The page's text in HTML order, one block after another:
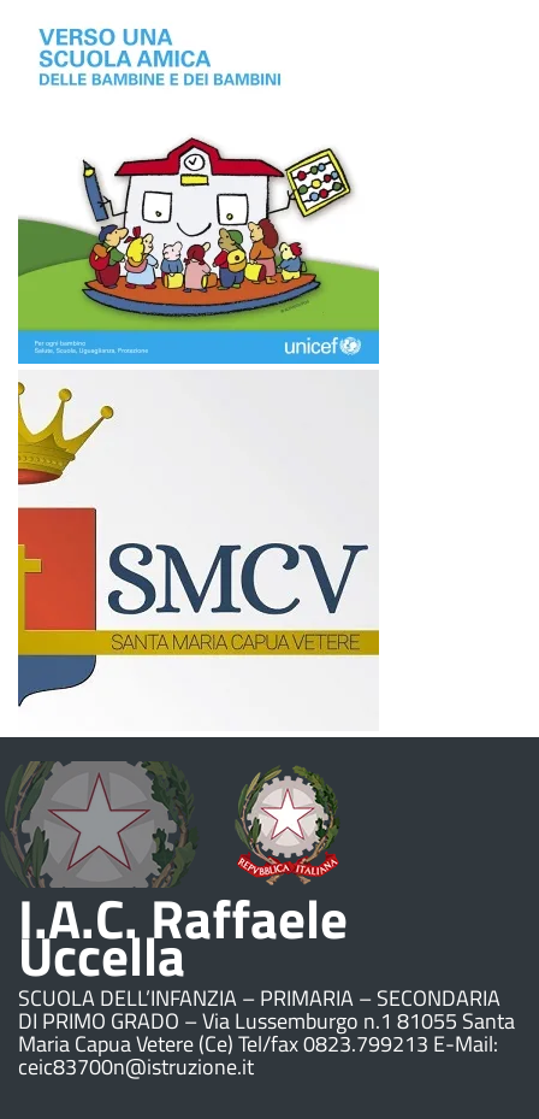
I.A.C. Raffaele
Uccella
SCUOLA DELL’INFANZIA – PRIMARIA – SECONDARIA
DI PRIMO GRADO – Via Lussemburgo n.1 81055 Santa
Maria Capua Vetere (Ce) Tel/fax 0823.799213 E-Mail:
ceic83700n@istruzione.it